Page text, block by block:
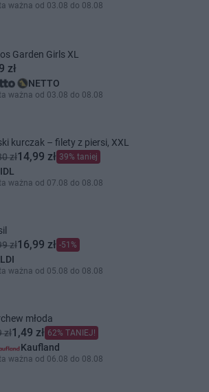
ważna od 03.08 do 08.08
Garden Girls XL
zł
NETTO
ważna od 03.08 do 08.08
kurczak – filety z piersi, XXL
zł14,99 zł 39% taniej
ważna od 07.08 do 08.08
zł16,99 zł -51%
ważna od 05.08 do 08.08
młoda
zł1,49 zł 62% TANIEJ!
Kaufland
ważna od 06.08 do 08.08